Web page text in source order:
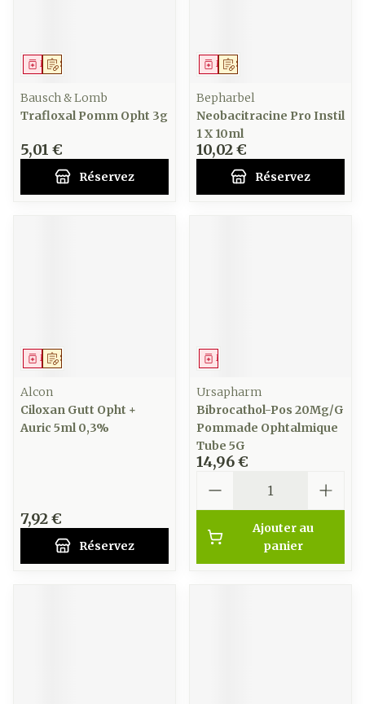
Sur prescription
Médicament
Bausch & Lomb
Trafloxal Pomm Opht 3g
5,01 €
Réservez
Sur prescription
Médicament
Bepharbel
Neobacitracine Pro Instil
1 X 10ml
10,02 €
Réservez
Sur prescription
Médicament
Alcon
Ciloxan Gutt Opht +
Auric 5ml 0,3%
7,92 €
Réservez
Médicament
Ursapharm
Bibrocathol-Pos 20Mg/G
Pommade Ophtalmique
Tube 5G
14,96 €
Ajouter au
panier